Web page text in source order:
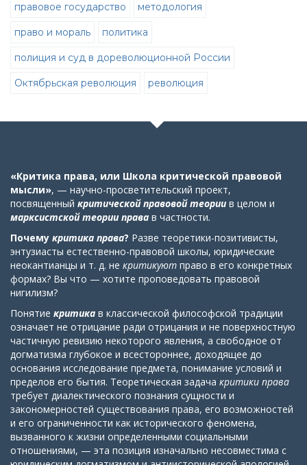
правовое государство методология
право и мораль политика
полиция и суд в дореволюционной России
Октябрьская революция революция
«Критика права, или Школа критической правовой
мысли», — научно-просветительский проект,
посвященный критической правовой теории в целом и
марксистской теории права в частности.
Почему критика права? Разве теоретики-позитивисты,
энтузиасты естественно-правовой школы, юридические
неокантианцы и т. д. не критикуют право в его конкретных
формах? Вы что — хотите проповедовать правовой
нигилизм?
Понятие критика в классической философской традиции
означает не отрицание ради отрицания и не поверхностную
частичную ревизию некоторого явления, а свободное от
догматизма глубокое и всестороннее, доходящее до
основания исследование предмета, понимание условий и
пределов его бытия. Теоретическая задача критики права
требует диалектического познания сущности и
закономерностей существования права, его возможностей
и его ограниченности как исторического феномена,
вызванного к жизни определенными социальными
отношениями, — эта позиция изначально несовместима с